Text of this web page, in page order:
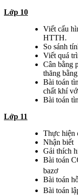
Lớp 10
Viết cấu
HTTH.
So sánh
Viết quá
Cân bằng
thăng
Bài toán
chất khí
Bài toán
Lớp 11
Thực hiện
Nhận biết
Gải thích
Bài toán
bazơ
Bài toán
Bài toán